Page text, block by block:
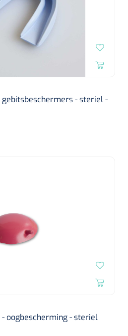
- steriel -
oogbescherming - steriel